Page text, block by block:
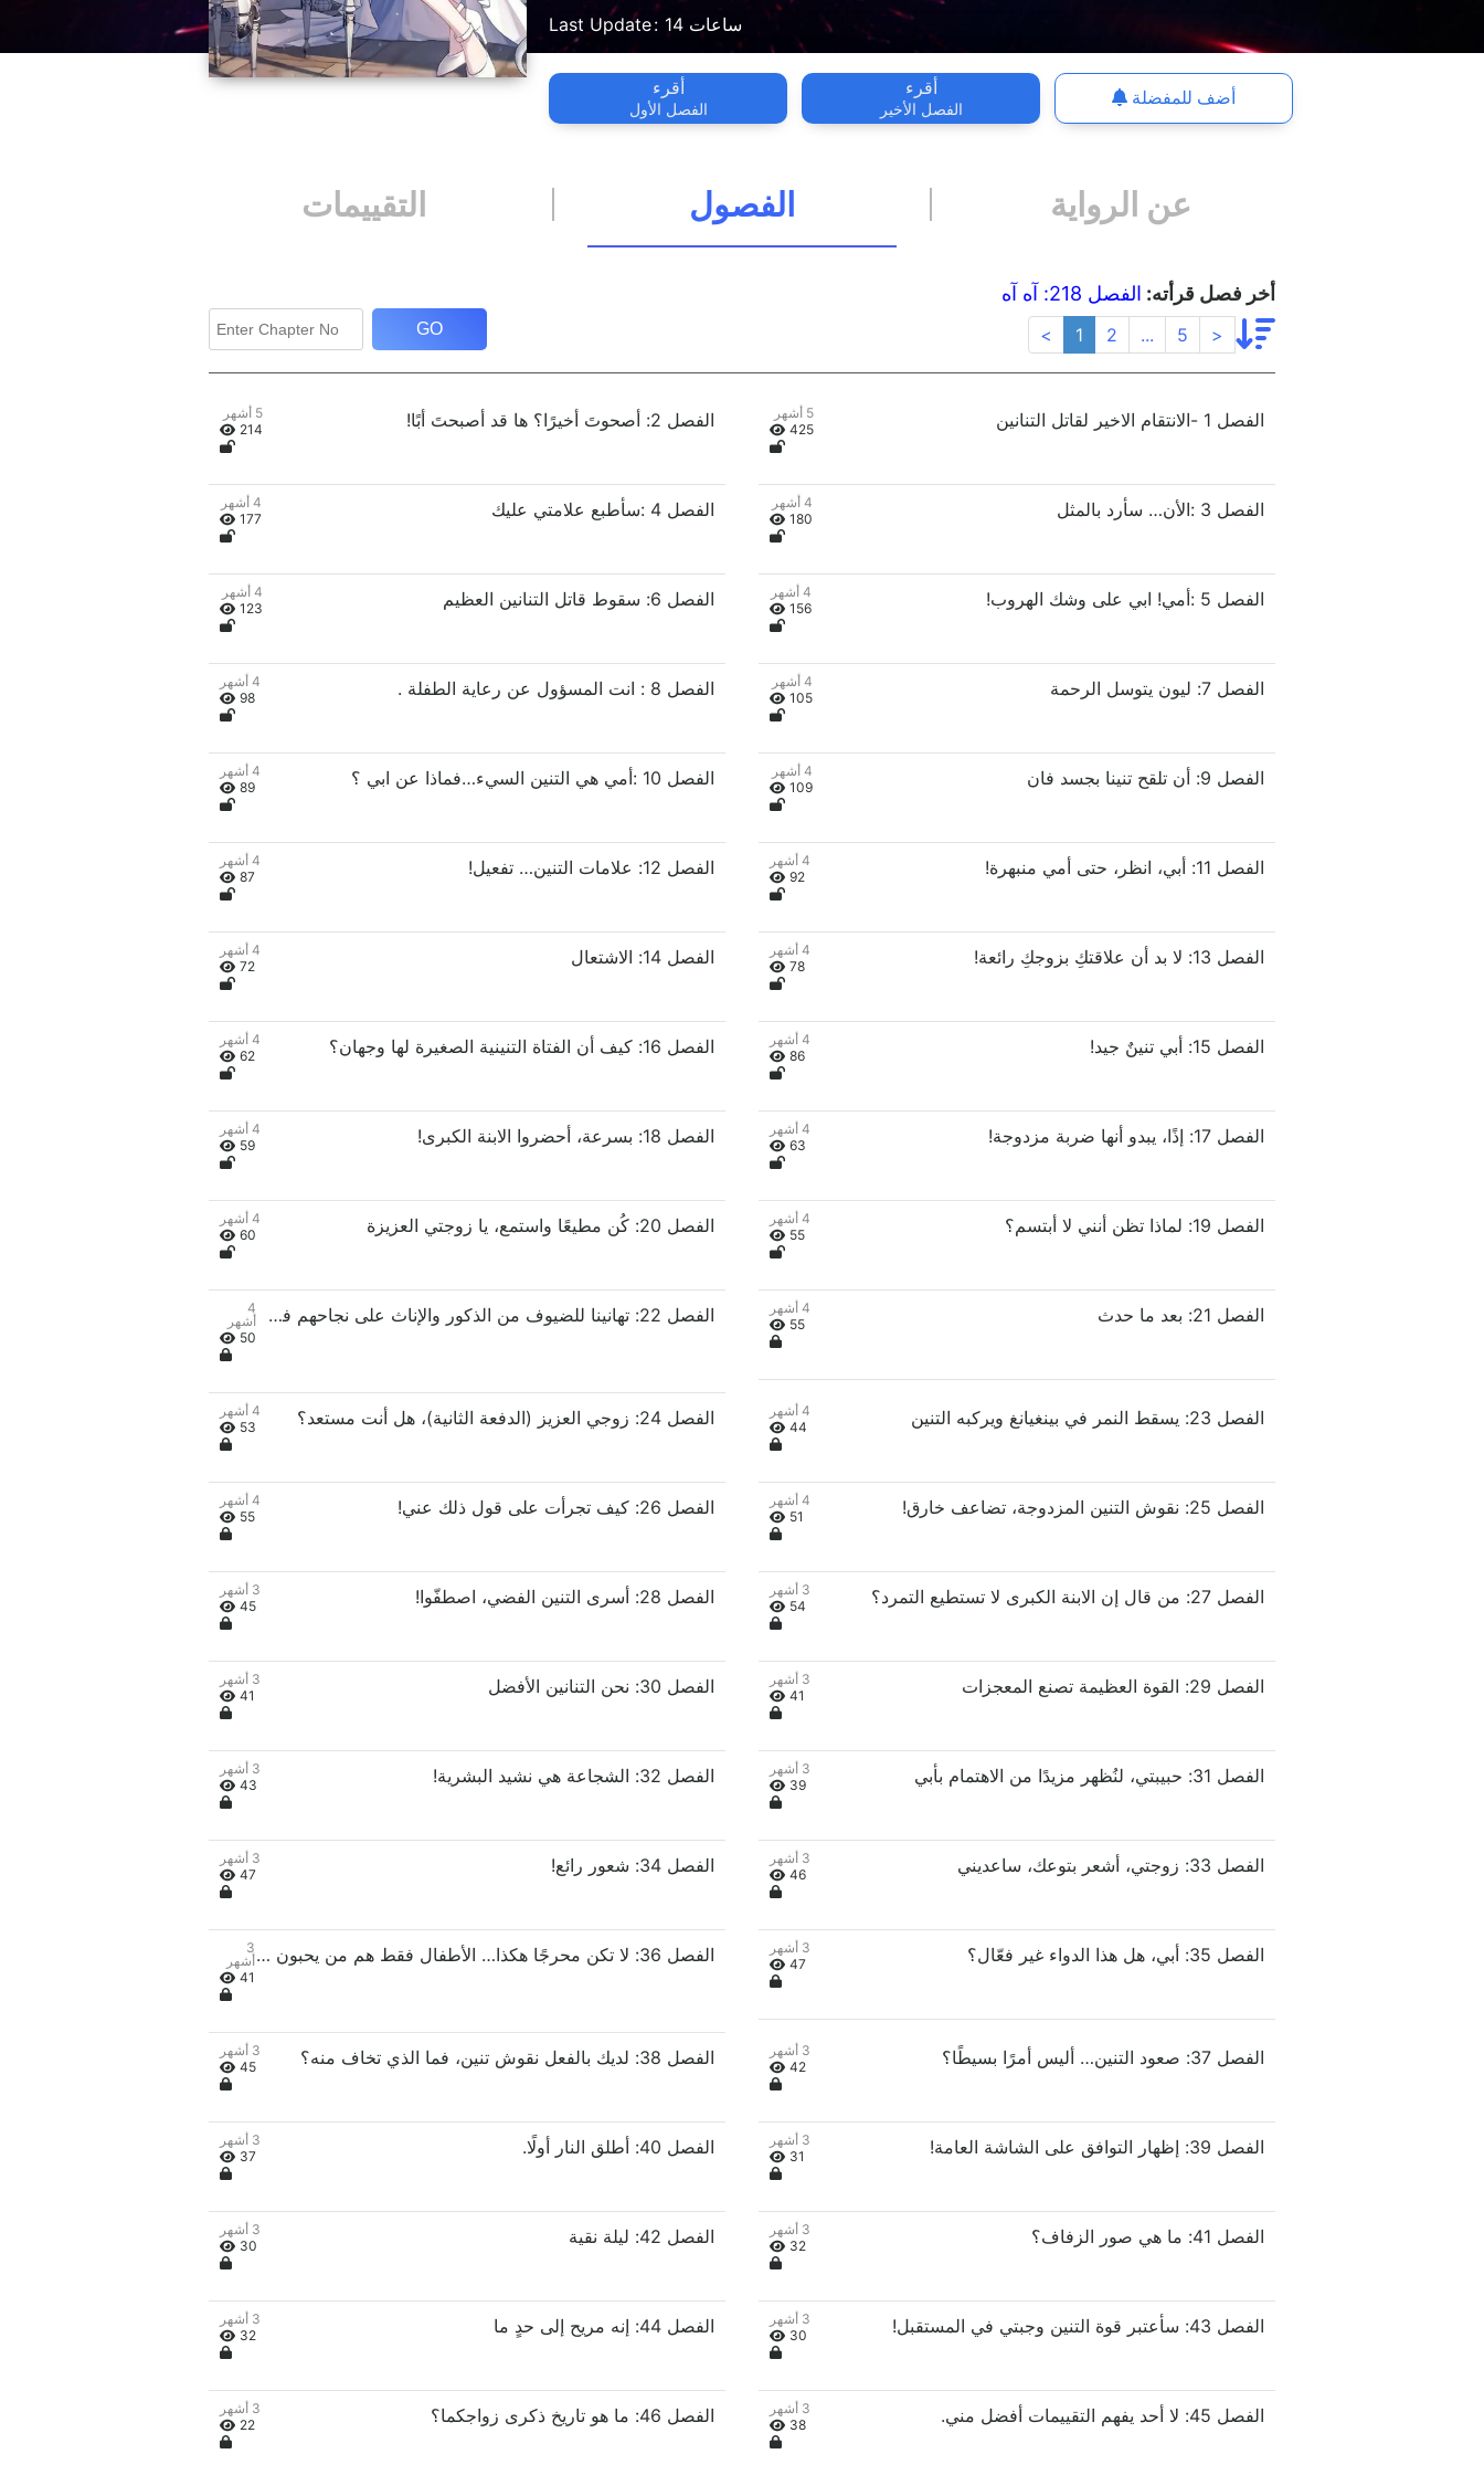
أقرء
الفصل الأول
أقرء
الفصل الأخير
أضف للمفضلة
Last Update 14 ساعات
عن الرواية الفصول التقييمات
أخر فصل قرأته: الفصل 218: آه آه
GO < 1 2 ... 5 >
الفصل 1 -الانتقام الاخير لقاتل التنانين
5 أشهر
425
الفصل 2: أصحوتَ أخيرًا؟ ها قد أصبحتَ أبًا!
5 أشهر
214
الفصل 3 :الأن… سأرد بالمثل
4 أشهر
180
الفصل 4 :سأطبع علامتي عليك
4 أشهر
177
الفصل 5 :أمي! ابي على وشك الهروب!
4 أشهر
156
الفصل 6: سقوط قاتل التنانين العظيم
4 أشهر
123
الفصل 7: ليون يتوسل الرحمة
4 أشهر
105
الفصل 8 : انت المسؤول عن رعاية الطفلة .
4 أشهر
98
الفصل 9: أن تلقح تنينا بجسد فان
4 أشهر
109
الفصل 10 :أمي هي التنين السيء…فماذا عن ابي ؟
4 أشهر
89
الفصل 11: أبي، انظر، حتى أمي منبهرة!
4 أشهر
92
الفصل 12: علامات التنين… تفعيل!
4 أشهر
87
الفصل 13: لا بد أن علاقتكِ بزوجكِ رائعة!
4 أشهر
78
الفصل 14: الاشتعال
4 أشهر
72
الفصل 15: أبي تنينٌ جيد!
4 أشهر
86
الفصل 16: كيف أن الفتاة التنينية الصغيرة لها وجهان؟
4 أشهر
62
الفصل 17: إذًا، يبدو أنها ضربة مزدوجة!
4 أشهر
63
الفصل 18: بسرعة، أحضروا الابنة الكبرى!
4 أشهر
59
الفصل 19: لماذا تظن أنني لا أبتسم؟
4 أشهر
55
الفصل 20: كُن مطيعًا واستمع، يا زوجتي العزيزة
4 أشهر
60
الفصل 21: بعد ما حدث
4 أشهر
55
الفصل 22: تهانينا للضيوف من الذكور والإناث على نجاحهم في الإمساك بأيدي بعضهم البعض.
4
أشهر
50
الفصل 23: يسقط النمر في بينغيانغ ويركبه التنين
4 أشهر
44
الفصل 24: زوجي العزيز (الدفعة الثانية)، هل أنت مستعد؟
4 أشهر
53
الفصل 25: نقوش التنين المزدوجة، تضاعف خارق!
4 أشهر
51
الفصل 26: كيف تجرأت على قول ذلك عني!
4 أشهر
55
الفصل 27: من قال إن الابنة الكبرى لا تستطيع التمرد؟
3 أشهر
54
الفصل 28: أسرى التنين الفضي، اصطفّوا!
3 أشهر
45
الفصل 29: القوة العظيمة تصنع المعجزات
3 أشهر
41
الفصل 30: نحن التنانين الأفضل
3 أشهر
41
الفصل 31: حبيبتي، لنُظهر مزيدًا من الاهتمام بأبي
3 أشهر
39
الفصل 32: الشجاعة هي نشيد البشرية!
3 أشهر
43
الفصل 33: زوجتي، أشعر بتوعك، ساعديني
3 أشهر
46
الفصل 34: شعور رائع!
3 أشهر
47
الفصل 35: أبي، هل هذا الدواء غير فعّال؟
3 أشهر
47
الفصل 36: لا تكن محرجًا هكذا… الأطفال فقط هم من يحبون اللعب بالألعاب 3
أشهر
41
الفصل 37: صعود التنين… أليس أمرًا بسيطًا؟
3 أشهر
42
الفصل 38: لديك بالفعل نقوش تنين، فما الذي تخاف منه؟
3 أشهر
45
الفصل 39: إظهار التوافق على الشاشة العامة!
3 أشهر
31
الفصل 40: أطلق النار أولًا.
3 أشهر
37
الفصل 41: ما هي صور الزفاف؟
3 أشهر
32
الفصل 42: ليلة نقية
3 أشهر
30
الفصل 43: سأعتبر قوة التنين وجبتي في المستقبل!
3 أشهر
30
الفصل 44: إنه مريح إلى حدٍ ما
3 أشهر
32
الفصل 45: لا أحد يفهم التقييمات أفضل مني.
3 أشهر
38
الفصل 46: ما هو تاريخ ذكرى زواجكما؟
3 أشهر
22